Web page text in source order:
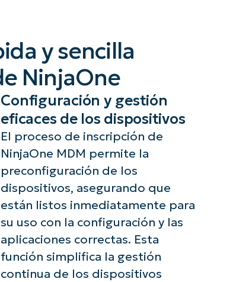
y sencilla
NinjaOne
Configuración y gestión
eficaces de los dispositivos
El proceso de inscripción de
NinjaOne MDM permite la
preconfiguración de los
dispositivos, asegurando que
están listos inmediatamente para
su uso con la configuración y las
aplicaciones correctas. Esta
función simplifica la gestión
continua de los dispositivos